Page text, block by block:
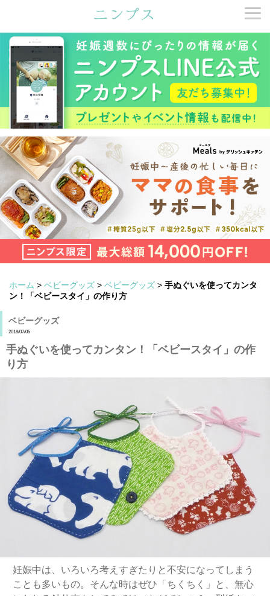
ホーム > ベビーグッズ > ベビーグッズ > 手ぬぐいを使ってカンタ
ン！「ベビースタイ」の作り方
ベビーグッズ
2018/07/05
手ぬぐいを使ってカンタン！「ベビースタイ」の作
り方
妊娠中は、いろいろ考えすぎたりと不安になってしまう
ことも多いもの。そんな時はぜひ「ちくちく」と、無心